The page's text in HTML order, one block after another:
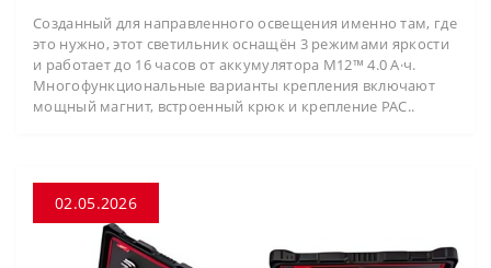
Созданный для направленного освещения именно там, где
это нужно, этот светильник оснащён 3 режимами яркости
и работает до 16 часов от аккумулятора M12™ 4.0 А·ч.
Многофункциональные варианты крепления включают
мощный магнит, встроенный крюк и крепление PAC..
02.05.2026